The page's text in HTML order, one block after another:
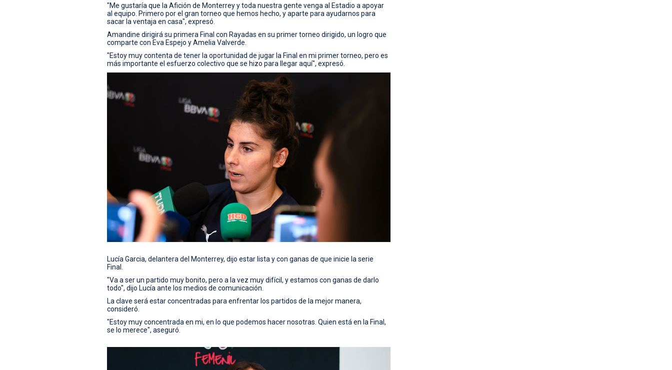
"Me gustaría que la Afición de Monterrey y toda nuestra gente venga al Estadio a apoyar
al equipo. Primero por el gran torneo que hemos hecho, y aparte para ayudarnos para
sacar la ventaja en casa", expresó.
Amandine dirigirá su primera Final con Rayadas en su primer torneo dirigido, un logro que
comparte con Eva Espejo y Amelia Valverde.
"Estoy muy contenta de tener la oportunidad de jugar la Final en mi primer torneo, pero es
más importante el esfuerzo colectivo que se hizo para llegar aquí", expresó.
Lucía Garcia, delantera del Monterrey, dijo estar lista y con ganas de que inicie la serie
Final.
"Va a ser un partido muy bonito, pero a la vez muy difícil, y estamos con ganas de darlo
todo", dijo Lucía ante los medios de comunicación.
La clave será estar concentradas para enfrentar los partidos de la mejor manera,
consideró.
"Estoy muy concentrada en mi, en lo que podemos hacer nosotras. Quien está en la Final,
se lo merece", aseguró.